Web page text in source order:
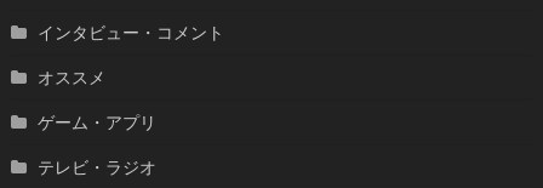
インタビュー・コメント
オススメ
ゲーム・アプリ
テレビ・ラジオ